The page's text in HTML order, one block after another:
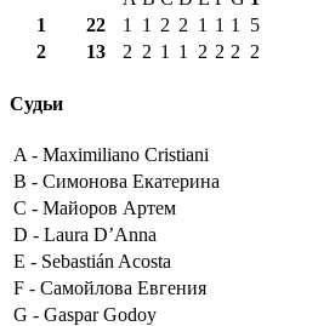
1
22 1 1 2 2 1 1 1
5
2
13 2 2 1 1 2 2 2 2
Судьи
A - Maximiliano Cristiani
B - Симонова Екатерина
C - Майоров Артем
D - Laura D’Anna
E - Sebastián Acosta
F - Самойлова Евгения
G - Gaspar Godoy